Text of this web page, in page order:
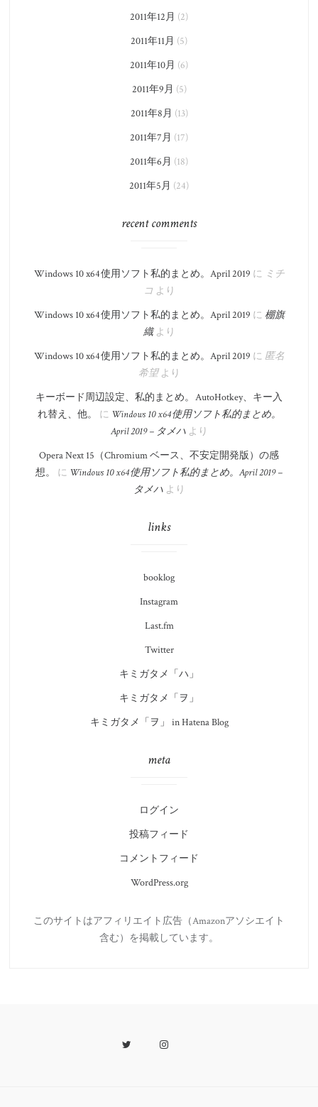
2011年12月 (2)
2011年11月 (5)
2011年10月 (6)
2011年9月 (5)
2011年8月 (13)
2011年7月 (17)
2011年6月 (18)
2011年5月 (24)
recent comments
Windows 10 x64 使用ソフト私的まとめ。​April 2019 に ミチ
コ より
Windows 10 x64 使用ソフト私的まとめ。​April 2019 に 棚旗
織より
Windows 10 x64 使用ソフト私的まとめ。​April 2019 に 匿名
希望より
キーボード周辺設定、私的まとめ。 AutoHotkey、キー入
れ替え、他。
に Windows 10 x64 使用ソフト私的まとめ。​
April 2019 – タメハより
Opera Next 15（Chromium ベース、不安定開発版）の感
想。
に Windows 10 x64 使用ソフト私的まとめ。​April 2019 –
タメハより
links
booklog
Instagram
Last.fm
Twitter
キミガタメ「ハ」
キミガタメ「ヲ」
キミガタメ「ヲ」 in Hatena Blog
meta
ログイン
投稿フィード
コメントフィード
WordPress.org
このサイトはアフィリエイト広告（Amazonアソシエイト
含む）を掲載しています。
Twitter Instagram